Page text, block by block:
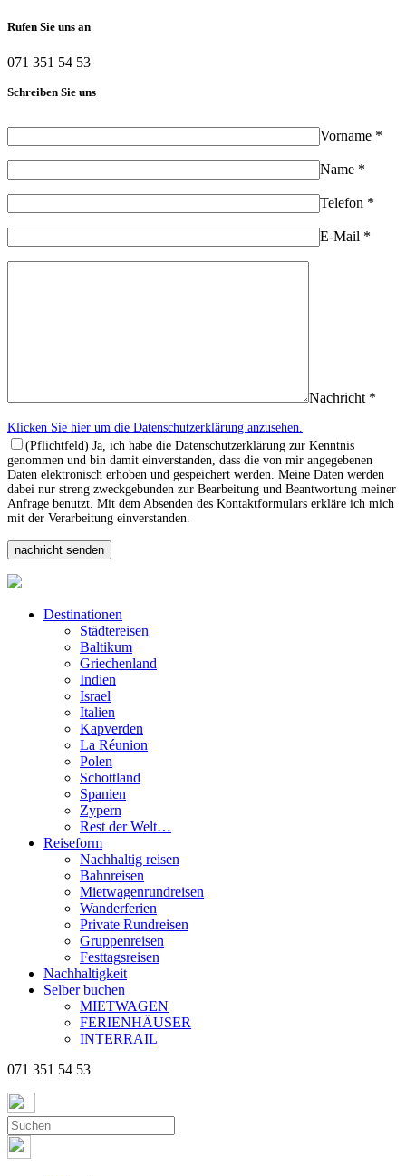
Rufen Sie uns an
071 351 54 53
Schreiben Sie uns
Vorname *
Name *
Telefon *
E-Mail *
Nachricht *
Klicken Sie hier um die Datenschutzerklärung anzusehen.
(Pflichtfeld) Ja, ich habe die Datenschutzerklärung zur Kenntnis
genommen und bin damit einverstanden, dass die von mir angegebenen
Daten elektronisch erhoben und gespeichert werden. Meine Daten werden
dabei nur streng zweckgebunden zur Bearbeitung und Beantwortung meiner
Anfrage benutzt. Mit dem Absenden des Kontaktformulars erkläre ich mich
mit der Verarbeitung einverstanden.
Destinationen
Städtereisen
Baltikum
Griechenland
Indien
Israel
Italien
Kapverden
La Réunion
Polen
Schottland
Spanien
Zypern
Rest der Welt…
Reiseform
Nachhaltig reisen
Bahnreisen
Mietwagenrundreisen
Wanderferien
Private Rundreisen
Gruppenreisen
Festtagsreisen
Nachhaltigkeit
Selber buchen
MIETWAGEN
FERIENHÄUSER
INTERRAIL
071 351 54 53